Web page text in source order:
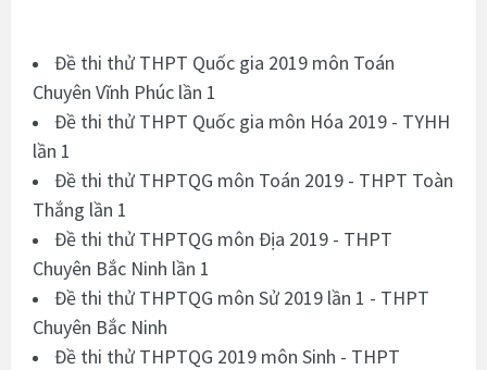
Đề thi thử THPT Quốc gia 2019 môn Toán
Chuyên Vĩnh Phúc lần 1
Đề thi thử THPT Quốc gia môn Hóa 2019 - TYHH
lần 1
Đề thi thử THPTQG môn Toán 2019 - THPT Toàn
Thắng lần 1
Đề thi thử THPTQG môn Địa 2019 - THPT
Chuyên Bắc Ninh lần 1
Đề thi thử THPTQG môn Sử 2019 lần 1 - THPT
Chuyên Bắc Ninh
Đề thi thử THPTQG 2019 môn Sinh - THPT